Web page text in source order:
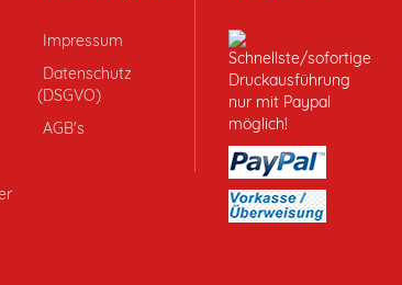
Impressum
Datenschutz
(DSGVO)
AGB's